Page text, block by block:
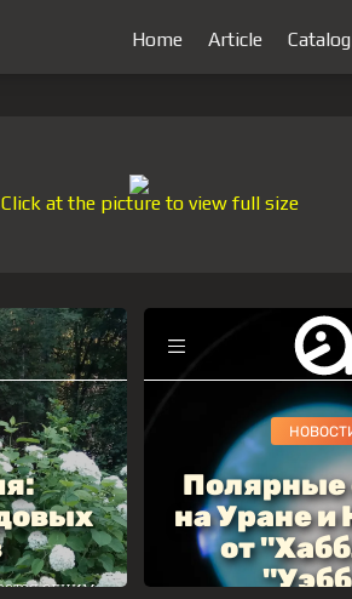
Home Article Catalog
Click at the picture to view full size